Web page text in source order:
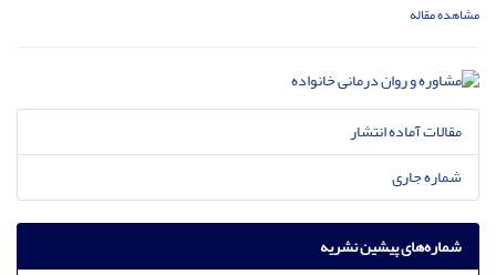
مشاهده مقاله
مقالات آماده انتشار
شماره جاری
شماره‌های پیشین نشریه